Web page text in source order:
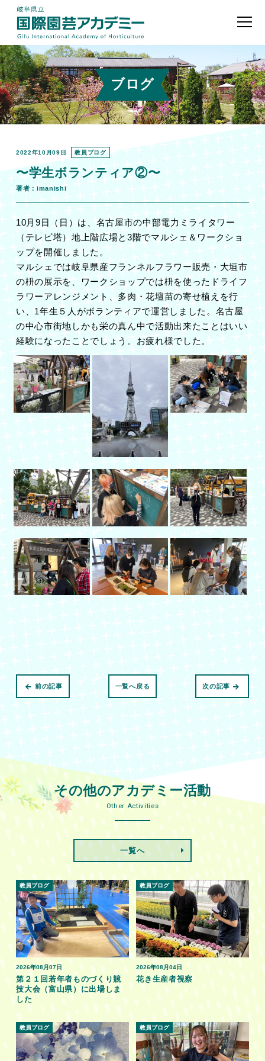
ブログ
2022年10月09日 教員ブログ
〜学生ボランティア②〜
著者：imanishi
10月 9日（日）は、名古屋市の中部電力ミライタワー
（テレビ塔）地上階広場と 3階でマルシェ＆ワークショ
ップを開催しました。
マルシェでは岐阜県産フランネルフラワー販売・大垣市
の枡の展示を、ワークショップでは枡を使ったドライフ
ラワーアレンジメント、多肉・花壇苗の寄せ植えを行
い、1年生５人がボランティアで運営しました。名古屋
の中心市街地しかも栄の真ん中で活動出来たことはいい
経験になったことでしょう。お疲れ様でした。
次の記事
一覧へ戻る
前の記事
その他のアカデミー活動
Other Activities
一覧へ
2026年08月07日
教員ブログ
第２１回若年者ものづくり競
技大会（富山県）に出場しま
した
2026年08月04日
教員ブログ
花き生産者視察
教員ブログ 教員ブログ